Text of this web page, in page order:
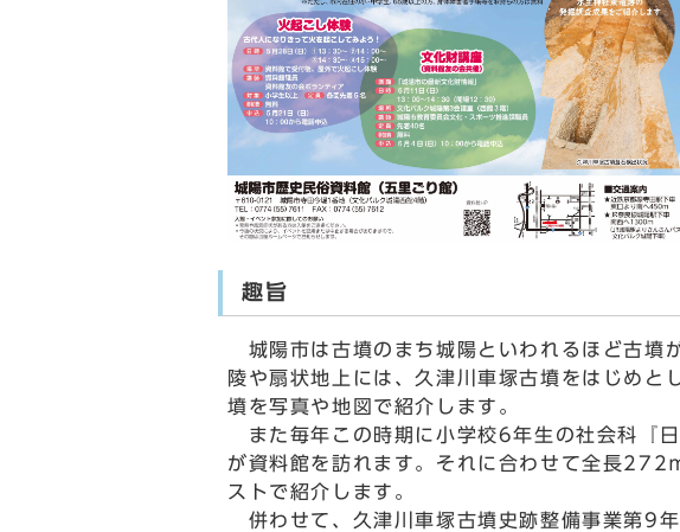
趣旨
城陽市は古墳のまち城陽といわれるほど古墳
陵や扇状地上には、久津川車塚古墳をはじめと
墳を写真や地図で紹介します。
また毎年この時期に小学校6年生の社会科『
が資料館を訪れます。それに合わせて全長272
ストで紹介します。
併わせて、久津川車塚古墳史跡整備事業第9